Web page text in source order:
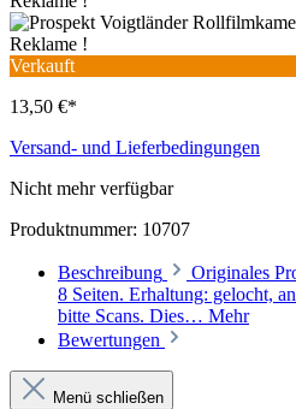
Verkauft
13,50 €*
Versand- und Lieferbedingungen
Nicht mehr verfügbar
Produktnummer: 10707
Beschreibung
Originales
8 Seiten. Erhaltung: gelocht,
bitte Scans. Dies… Mehr
Bewertungen
Menü schließen